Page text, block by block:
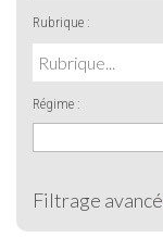
Rubrique :
Régime :
Filtrage avancé